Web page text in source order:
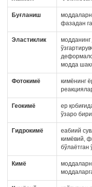
Буғланиш
фазадан
Эластиклик
модда
Фотокимё
кимёнинг
Геокимё
ер
ўзаро
Гидрокимё
еабиий
кимёвий,
бўлаётган
Кимё